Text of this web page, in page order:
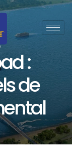
:
de